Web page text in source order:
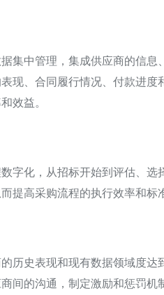
集中管理，集成供应商的信
现、合同履行情况、付款进
效益。
字化，从招标开始到评估、
提高采购流程的执行效率和标
历史表现和现有数据领域度
间的沟通，制定激励和惩罚